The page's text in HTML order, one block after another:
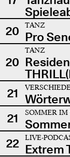
20
TANZ
Pro
20
TANZ
21
21
SOMMER IM
22
LIVE-
Extrem